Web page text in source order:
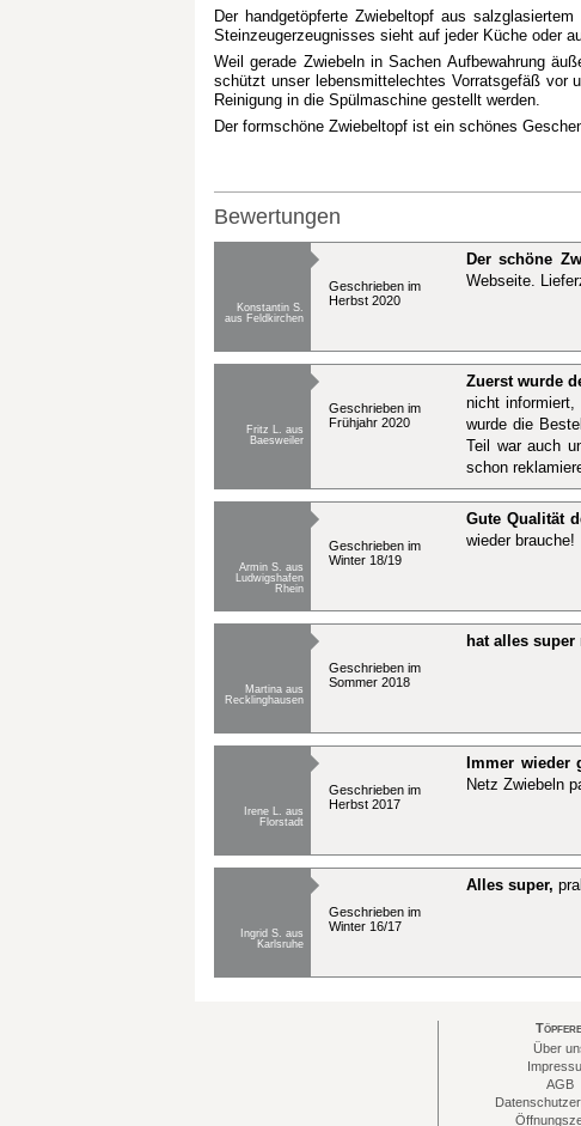
Der handgetöpferte Zwiebeltopf aus
Steinzeugerzeugnisses sieht auf jeder Küche oder
Weil gerade Zwiebeln in Sachen Aufbewahrung
schützt unser lebensmittelechtes Vorratsgefäß vor
Reinigung in die Spülmaschine gestellt werden.
Der formschöne Zwiebeltopf ist ein schönes
Bewertungen
Konstantin S.
aus Feldkirchen
Geschrieben im
Herbst 2020
Der schöne
Webseite.
Fritz L. aus
Baesweiler
Geschrieben im
Frühjahr 2020
Zuerst wurde
nicht
wurde die
Teil war auch
schon
Armin S. aus
Ludwigshafen
Rhein
Geschrieben im
Winter 18/19
Gute Qualität
wieder brauche!
Martina aus
Recklinghausen
Geschrieben im
Sommer 2018
hat alles
Irene L. aus
Florstadt
Geschrieben im
Herbst 2017
Immer wieder
Netz Zwiebeln
Ingrid S. aus
Karlsruhe
Geschrieben im
Winter 16/17
Alles super,
Über
AGB